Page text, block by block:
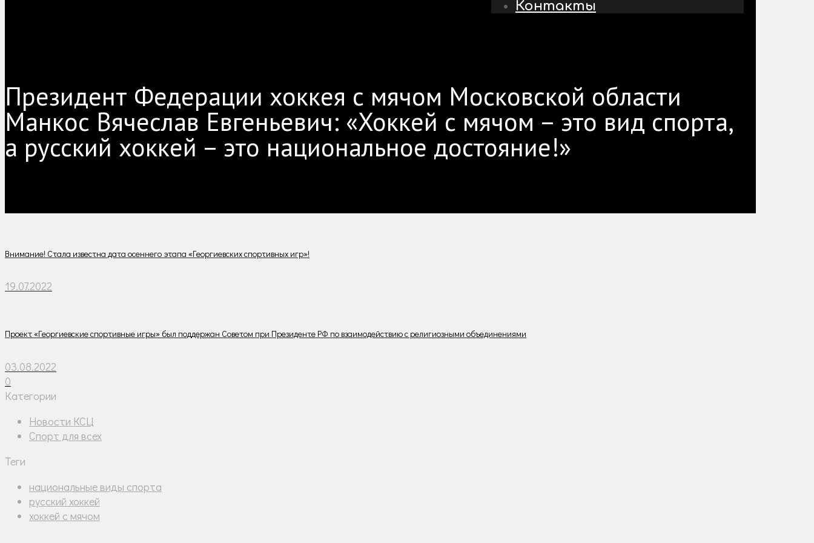
Контакты
Президент Федерации хоккея с мячом Московской области
Манкос Вячеслав Евгеньевич: «Хоккей с мячом – это вид спорта,
а русский хоккей – это национальное достояние!»
Внимание! Стала известна дата осеннего этапа «Георгиевских спортивных игр»!
19.07.2022
Проект «Георгиевские спортивные игры» был поддержан Советом при Президенте РФ по взаимодействию с религиозными объединениями
03.08.2022
0
Категории
Новости КСЦ
Спорт для всех
Теги
национальные виды спорта
русский хоккей
хоккей с мячом